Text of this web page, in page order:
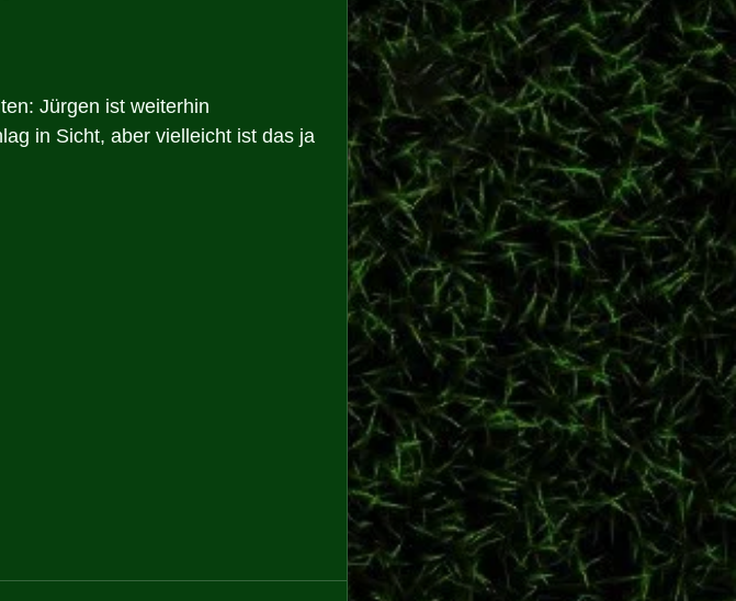
Jürgen ist weiterhin
in Sicht, aber vielleicht ist das ja